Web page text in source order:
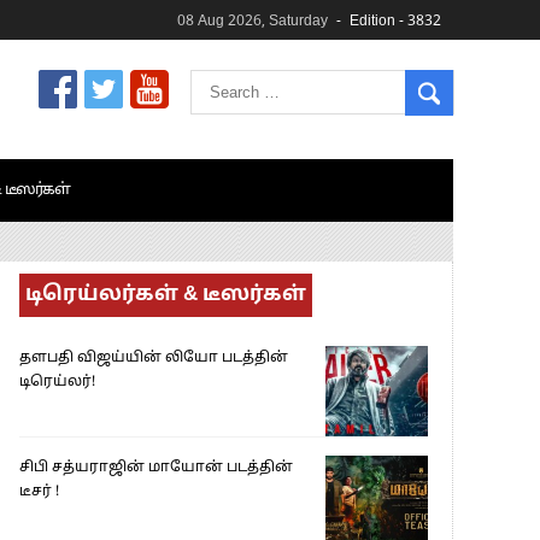
08 Aug 2026, Saturday Edition - 3832
டீஸர்கள்
டிரெய்லர்கள் & டீஸர்கள்
தளபதி விஜய்யின் லியோ படத்தின்
டிரெய்லர்!
சிபி சத்யராஜின் மாயோன் படத்தின்
டீசர் !